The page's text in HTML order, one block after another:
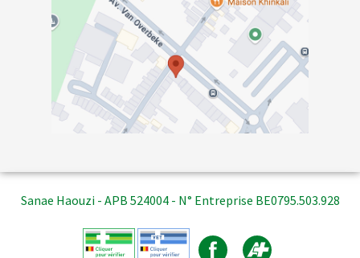
Sanae Haouzi - APB 524004 - N° Entreprise BE0795.503.928